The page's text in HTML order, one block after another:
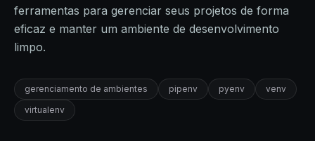
ferramentas para gerenciar seus projetos de forma
eficaz e manter um ambiente de desenvolvimento
limpo.
gerenciamento de ambientes pipenv pyenv
venv
virtualenv